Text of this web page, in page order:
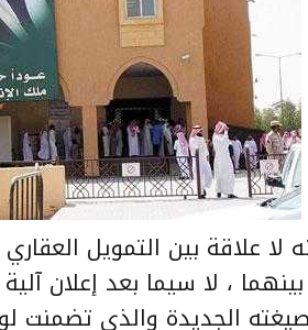
علاقة بين التمويل
، لا سيما بعد إعلان